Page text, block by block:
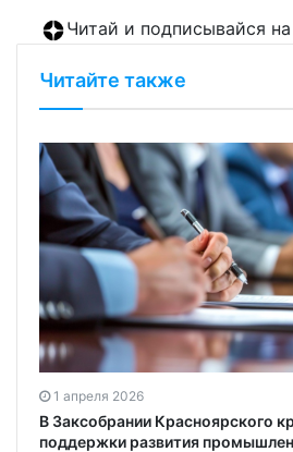
Читай и подписывайся
Читайте также
1 апреля 2026
В Заксобрании Красноярского
поддержки развития